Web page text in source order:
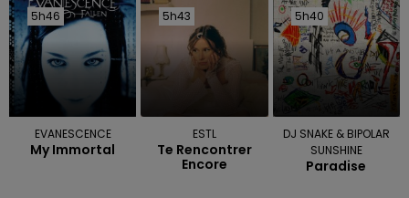
5h46
5h46
EVANESCENCE
My Immortal
5h43
5h43
ESTL
Te Rencontrer
Encore
5h40
5h40
DJ SNAKE & BIPOLAR
SUNSHINE
Paradise